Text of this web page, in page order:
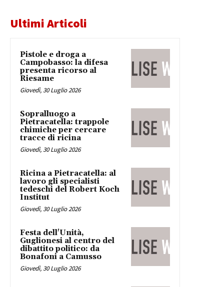
Ultimi Articoli
Pistole e droga a
Campobasso: la difesa
presenta ricorso al
Riesame
Giovedì, 30 Luglio 2026
Sopralluogo a
Pietracatella: trappole
chimiche per cercare
tracce di ricina
Giovedì, 30 Luglio 2026
Ricina a Pietracatella: al
lavoro gli specialisti
tedeschi del Robert Koch
Institut
Giovedì, 30 Luglio 2026
Festa dell'Unità,
Guglionesi al centro del
dibattito politico: da
Bonafoni a Camusso
Giovedì, 30 Luglio 2026